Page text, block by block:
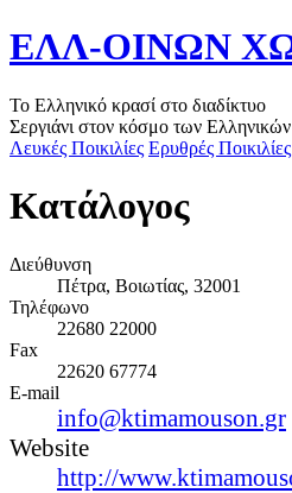
ΕΛΛ-ΟΙΝΩΝ
Το Ελληνικό κρασί στο διαδίκτυο
Σεργιάνι στον κόσμο των Ελληνικών
Λευκές Ποικιλίες Ερυθρές Ποικιλίες
Κατάλογος
Διεύθυνση
Πέτρα, Βοιωτίας, 32001
Τηλέφωνο
22680 22000
Fax
22620 67774
E-mail
info@ktimamouson.gr
Website
http://